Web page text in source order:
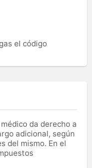
el código
da derecho a
adicional, según
del mismo. En el